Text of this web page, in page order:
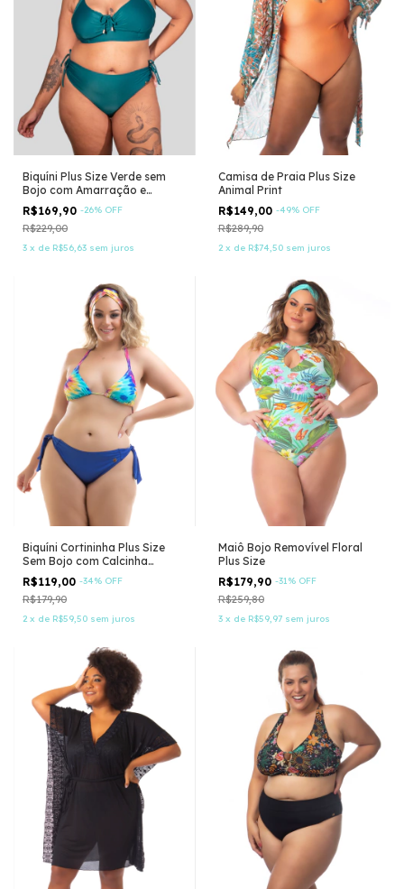
Biquíni Plus Size Verde sem
Bojo com Amarração e
Proteção UV
R$169,90 -26% OFF
R$229,00
3 x de R$56,63 sem juros
Camisa de Praia Plus Size
Animal Print
R$149,00 -49% OFF
R$289,90
2 x de R$74,50 sem juros
Biquíni Cortininha Plus Size
Sem Bojo com Calcinha
Empina Bumbum
R$119,00 -34% OFF
R$179,90
2 x de R$59,50 sem juros
Maiô Bojo Removível Floral
Plus Size
R$179,90 -31% OFF
R$259,80
3 x de R$59,97 sem juros